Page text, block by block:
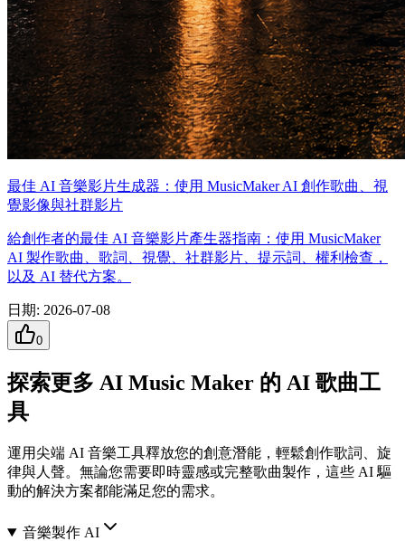
最佳 AI 音樂影片生成器：使用 MusicMaker AI 創作歌曲、視
覺影像與社群影片
給創作者的最佳 AI 音樂影片產生器指南：使用 MusicMaker
AI 製作歌曲、歌詞、視覺、社群影片、提示詞、權利檢查，
以及 AI 替代方案。
日期: 2026-07-08
0
探索更多 AI Music Maker 的 AI 歌曲工
具
運用尖端 AI 音樂工具釋放您的創意潛能，輕鬆創作歌詞、旋
律與人聲。無論您需要即時靈感或完整歌曲製作，這些 AI 驅
動的解決方案都能滿足您的需求。
音樂製作 AI